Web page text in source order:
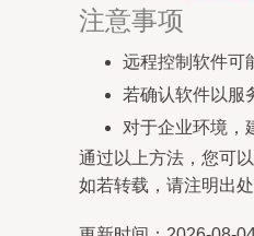
注意事项
远程控制软件可
若确认软件以服
对于企业环境，
通过以上方法，您可
如若转载，请注明出